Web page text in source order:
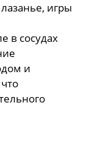
игры
в сосудах
и